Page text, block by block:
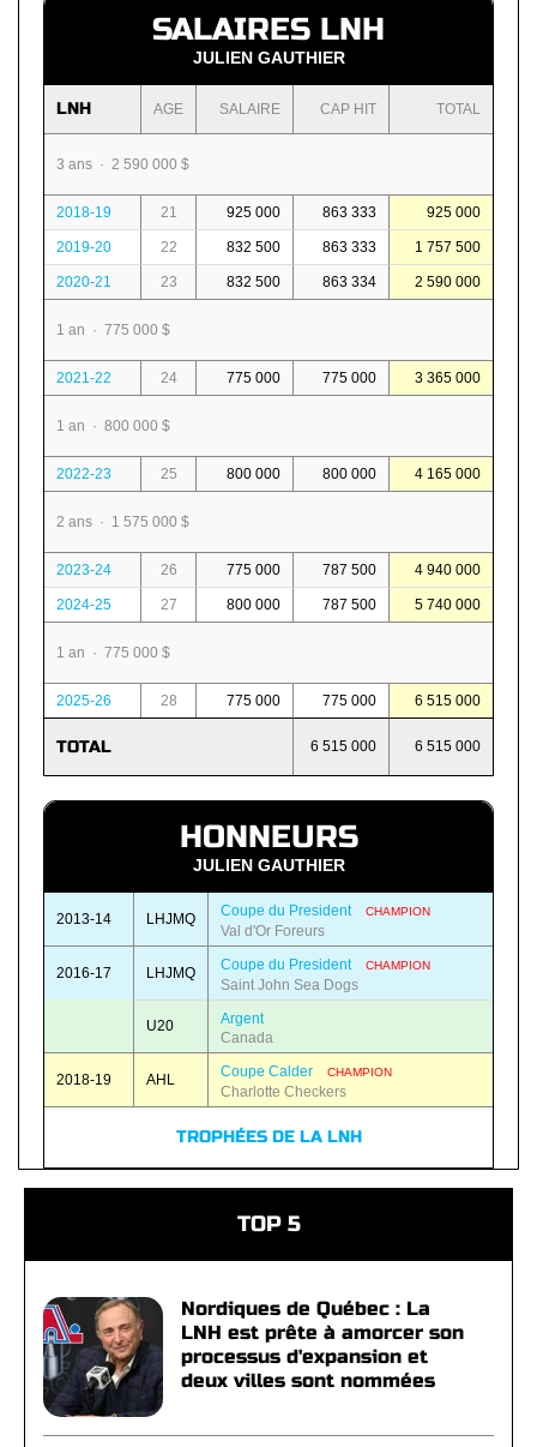
SALAIRES LNH
JULIEN GAUTHIER
LNH AGE SALAIRE CAP HIT TOTAL
3 ans · 2 590 000 $
2018-19 21 925 000 863 333 925 000
2019-20 22 832 500 863 333 1 757 500
2020-21 23 832 500 863 334 2 590 000
1 an · 775 000 $
2021-22 24 775 000 775 000 3 365 000
1 an · 800 000 $
2022-23 25 800 000 800 000 4 165 000
2 ans · 1 575 000 $
2023-24 26 775 000 787 500 4 940 000
2024-25 27 800 000 787 500 5 740 000
1 an · 775 000 $
2025-26 28 775 000 775 000 6 515 000
TOTAL 6 515 000 6 515 000
HONNEURS
JULIEN GAUTHIER
2013-14 LHJMQ Coupe du President CHAMPION
Val d'Or Foreurs
2016-17 LHJMQ Coupe du President CHAMPION
Saint John Sea Dogs
U20
Argent
Canada
2018-19 AHL Coupe Calder CHAMPION
Charlotte Checkers
TROPHÉES DE LA LNH
TOP 5
Nordiques de Québec : La
LNH est prête à amorcer son
processus d'expansion et
deux villes sont nommées